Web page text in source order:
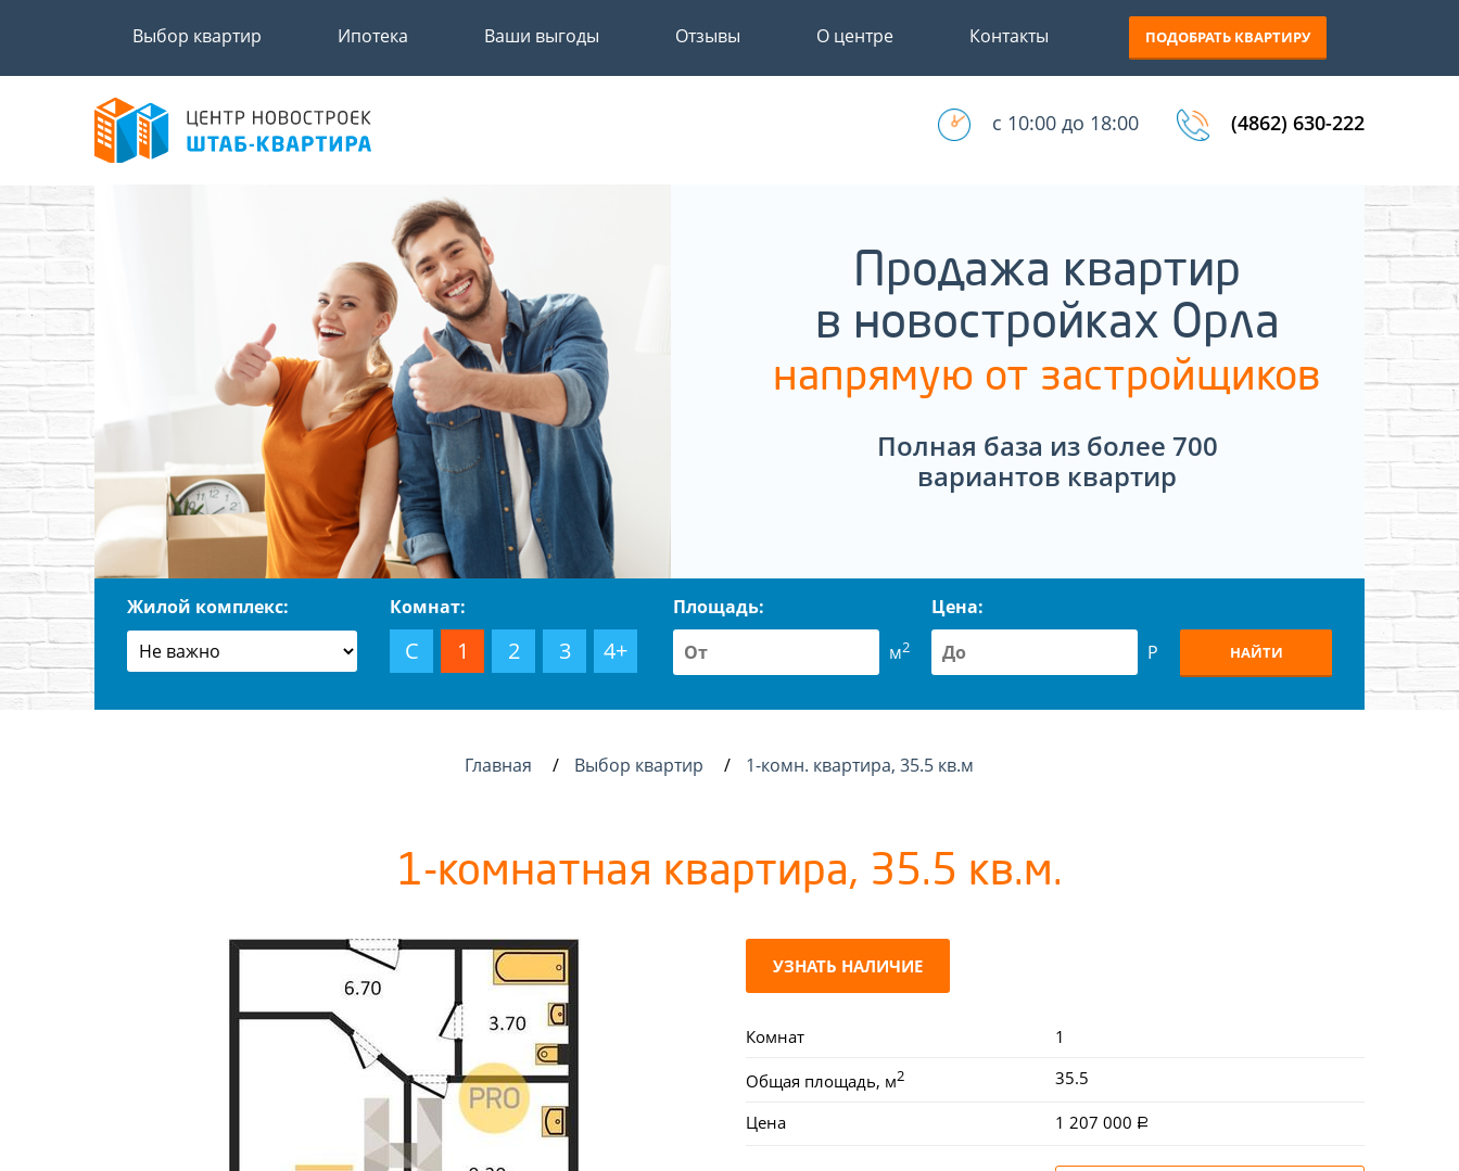
Выбор квартир Ипотека Ваши выгоды Отзывы О центре Контакты ПОДОБРАТЬ КВАРТИРУ
с 10:00 до 18:00 (4862) 630-222
Продажа квартир
в новостройках Орла
напрямую от застройщиков
Полная база из более 700
вариантов квартир
Жилой комплекс: Комнат:
С 1 2 3 4+
Площадь:
м2
Цена:
Р
НАЙТИ
Главная Выбор квартир 1-комн. квартира, 35.5 кв.м
1-комнатная квартира, 35.5 кв.м.
УЗНАТЬ НАЛИЧИЕ
Комнат 1
Общая площадь, м2 35.5
Цена 1 207 000